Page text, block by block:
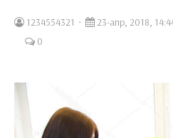
1234554321 23-апр, 2018,
0